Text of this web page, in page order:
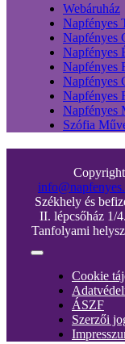
Webáruház
Napfényes
Napfényes
Napfényes
Napfényes
Napfényes
Napfényes
Napfényes
Szófia
Székhely és
II. lépcsőház 1/
Tanfolyami
Toggle
NavigationCookie
ÁSZF
Szerzői